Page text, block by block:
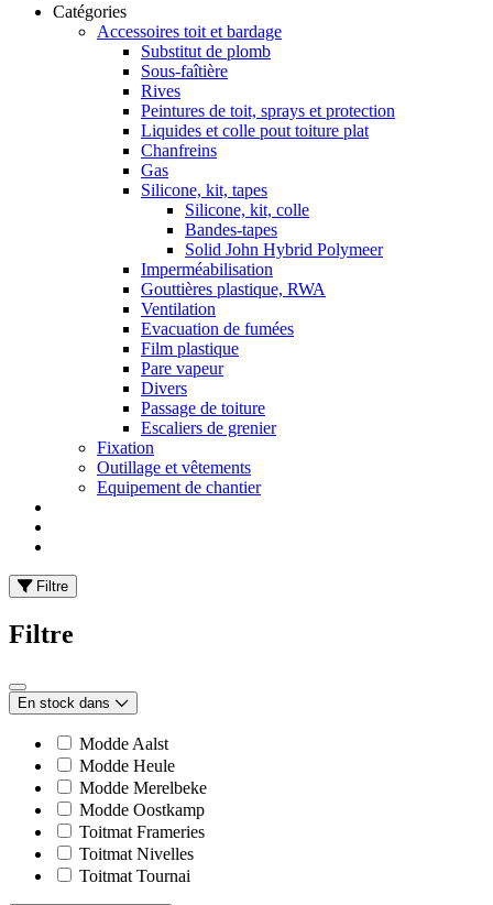
Catégories
Accessoires toit et bardage
Substitut de plomb
Sous-faîtière
Rives
Peintures de toit, sprays et protection
Liquides et colle pout toiture plat
Chanfreins
Gas
Silicone, kit, tapes
Silicone, kit, colle
Bandes-tapes
Solid John Hybrid Polymeer
Imperméabilisation
Gouttières plastique, RWA
Ventilation
Evacuation de fumées
Film plastique
Pare vapeur
Divers
Passage de toiture
Escaliers de grenier
Fixation
Outillage et vêtements
Equipement de chantier
Filtre
Filtre
En stock dans
Modde Aalst
Modde Heule
Modde Merelbeke
Modde Oostkamp
Toitmat Frameries
Toitmat Nivelles
Toitmat Tournai